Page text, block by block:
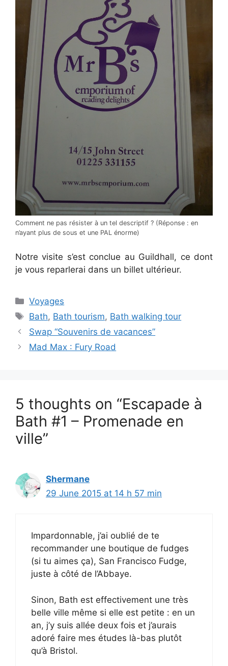
Comment ne pas résister à un tel descriptif ? (Réponse : en
n’ayant plus de sous et une PAL énorme)
Notre visite s’est conclue au Guildhall, ce dont
je vous reparlerai dans un billet ultérieur.
Categories
Voyages
Tags
Bath, Bath tourism, Bath walking tour
Swap “Souvenirs de vacances”
Mad Max : Fury Road
5 thoughts on “Escapade à
Bath #1 – Promenade en
ville”
Shermane
29 June 2015 at 14 h 57 min
Impardonnable, j’ai oublié de te
recommander une boutique de fudges
(si tu aimes ça), San Francisco Fudge,
juste à côté de l’Abbaye.
Sinon, Bath est effectivement une très
belle ville même si elle est petite : en un
an, j’y suis allée deux fois et j’aurais
adoré faire mes études là-bas plutôt
qu’à Bristol.